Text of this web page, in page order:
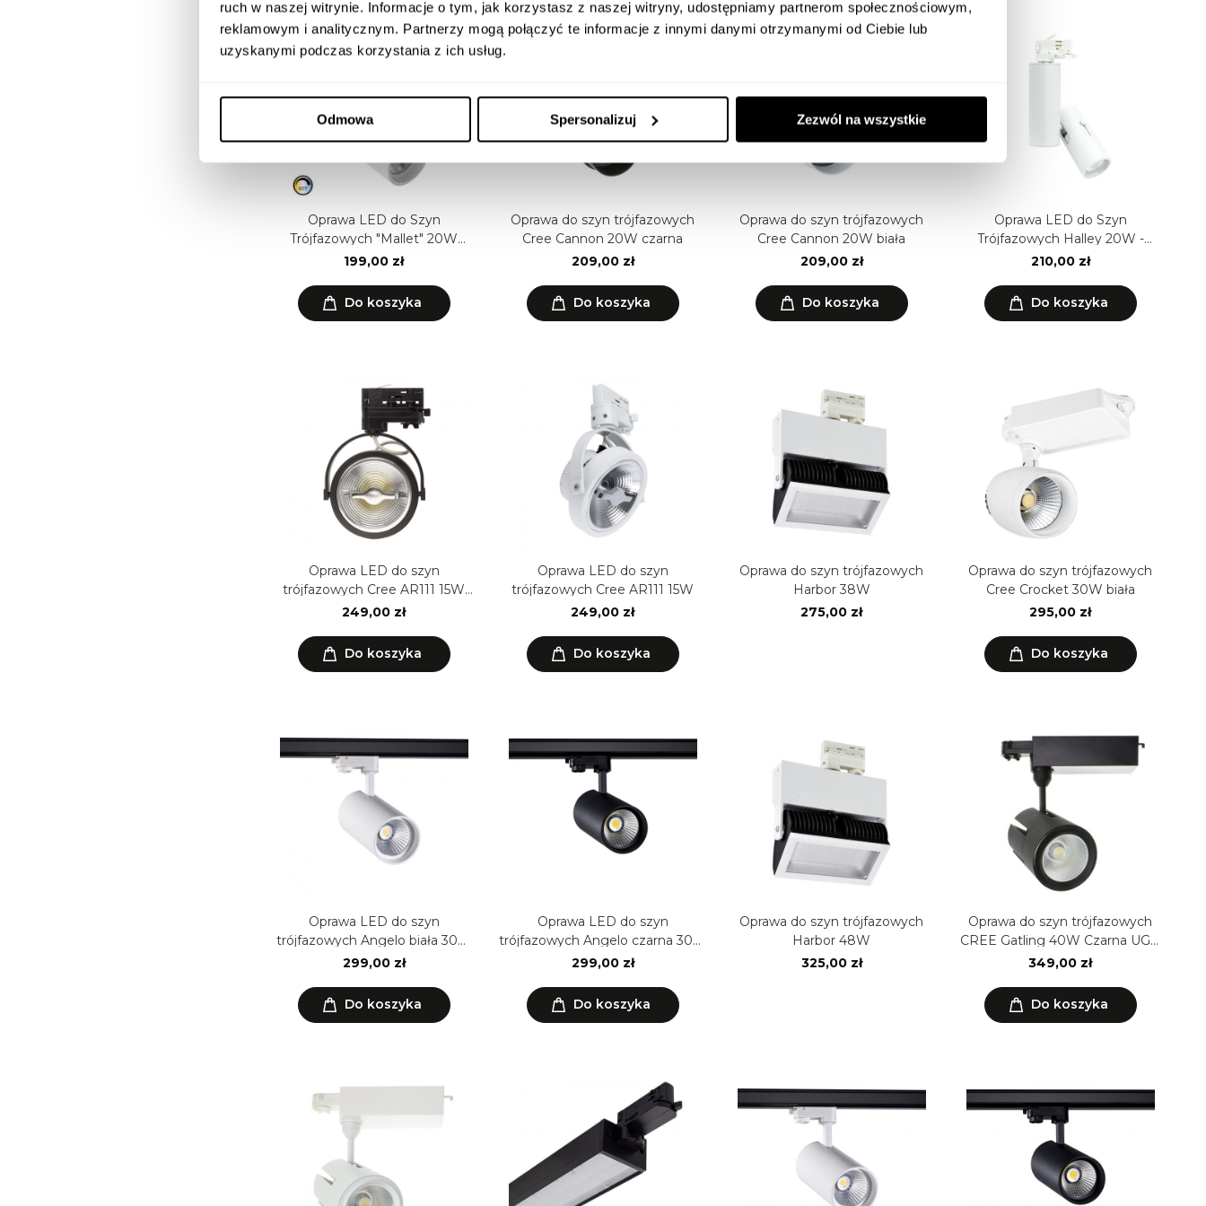
ruch w naszej witrynie. Informacje o tym, jak korzystasz z naszej witryny, udostępniamy partnerom społecznościowym,
reklamowym i analitycznym. Partnerzy mogą połączyć te informacje z innymi danymi otrzymanymi od Ciebie lub
uzyskanymi podczas korzystania z ich usług.
Odmowa Spersonalizuj Zezwól na wszystkie
Oprawa LED do Szyn
Trójfazowych "Mallet" 20W
ściemnialna CCT
199,00 zł
Do koszyka
Oprawa do szyn trójfazowych
Cree Cannon 20W czarna
209,00 zł
Do koszyka
Oprawa do szyn trójfazowych
Cree Cannon 20W biała
209,00 zł
Do koszyka
Oprawa LED do Szyn
Trójfazowych Halley 20W -
regulacja kąta światła UGR19
210,00 zł
Do koszyka
Oprawa LED do szyn
trójfazowych Cree AR111 15W
czarna
249,00 zł
Do koszyka
Oprawa LED do szyn
trójfazowych Cree AR111 15W
249,00 zł
Do koszyka
Oprawa do szyn trójfazowych
Harbor 38W
275,00 zł
Oprawa do szyn trójfazowych
Cree Crocket 30W biała
295,00 zł
Do koszyka
Oprawa LED do szyn
trójfazowych Angelo biała 30W
CCT LIFUD
299,00 zł
Do koszyka
Oprawa LED do szyn
trójfazowych Angelo czarna 30W
CCT LIFUD
299,00 zł
Do koszyka
Oprawa do szyn trójfazowych
Harbor 48W
325,00 zł
Oprawa do szyn trójfazowych
CREE Gatling 40W Czarna UGR
19
349,00 zł
Do koszyka